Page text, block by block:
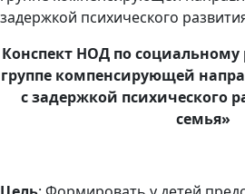
задержкой психического
Конспект НОД по
группе компенсирующей
с задержкой психического
семья»